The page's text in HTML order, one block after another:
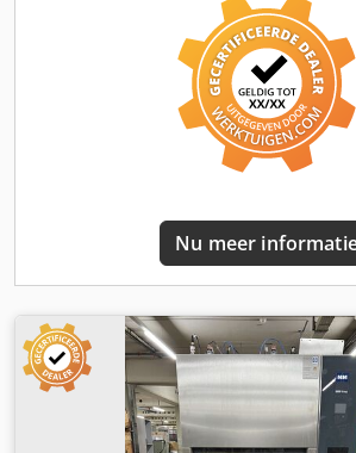
Siegfried Volz Werkzeugmaschinen
153 D - 44143 Dortmund - Wambel
Nu meer